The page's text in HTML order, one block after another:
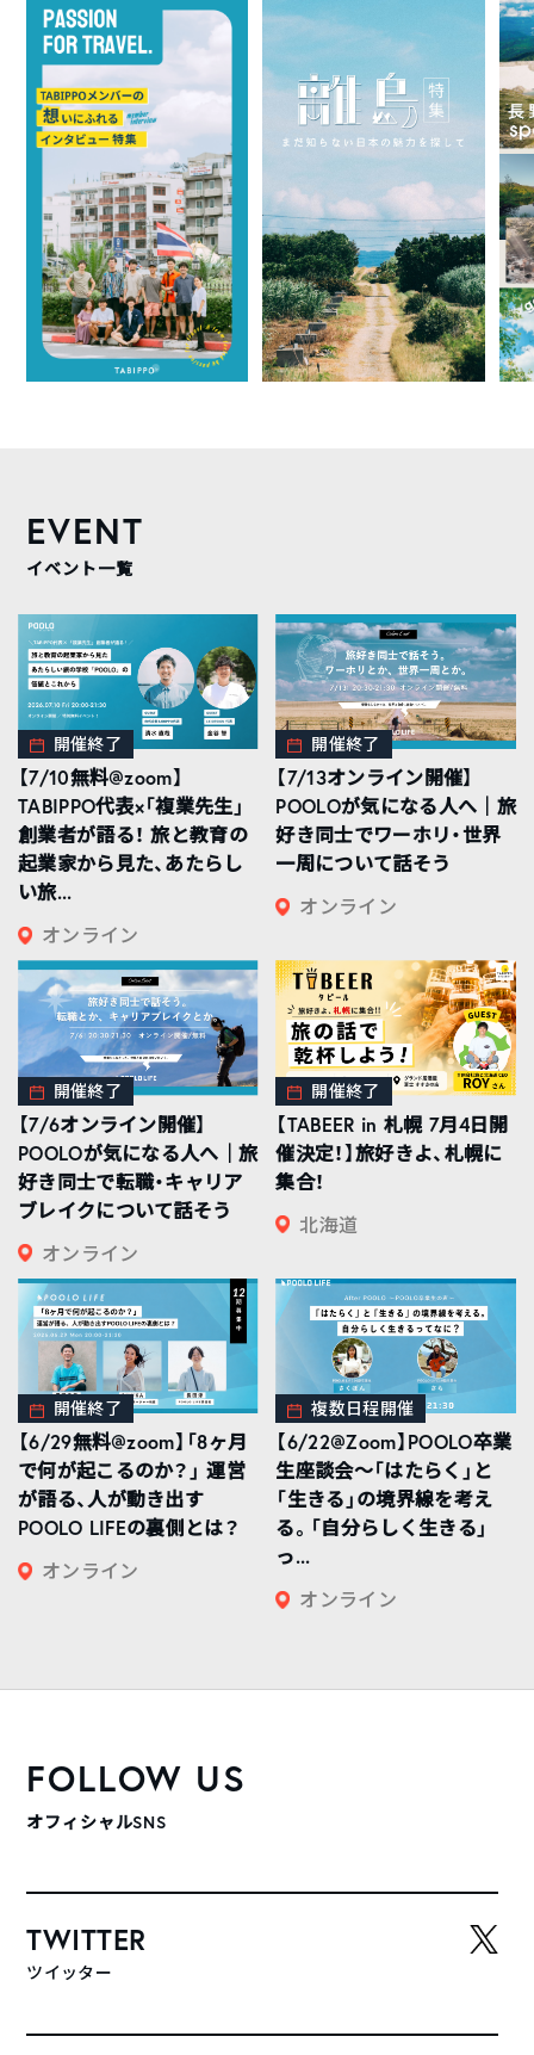
EVENT
イベント一覧
開催終了
【7/10無料@zoom】
TABIPPO代表×「複業先生」
創業者が語る！ 旅と教育の
起業家から見た、あたらし
い旅...
オンライン
開催終了
【7/13オンライン開催】
POOLOが気になる人へ｜旅
好き同士でワーホリ・世界
一周について話そう
オンライン
開催終了
【7/6オンライン開催】
POOLOが気になる人へ｜旅
好き同士で転職・キャリア
ブレイクについて話そう
オンライン
開催終了
【TABEER in 札幌 7月4日開
催決定！】旅好きよ、札幌に
集合！
北海道
開催終了
【6/29無料@zoom】「8ヶ月
で何が起こるのか？」 運営
が語る、人が動き出す
POOLO LIFEの裏側とは？
オンライン
複数日程開催
【6/22@Zoom】POOLO卒業
生座談会〜「はたらく」と
「生きる」の境界線を考え
る。「自分らしく生きる」
っ...
オンライン
FOLLOW US
オフィシャルSNS
TWITTER
ツイッター